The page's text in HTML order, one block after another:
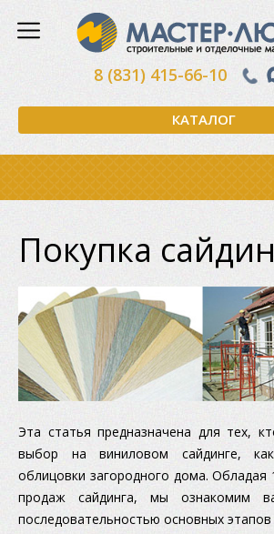
КАТАЛОГ
8 (831) 415-66-10
Покупка
Эта статья предназначена для тех,
выбор на виниловом сайдинге,
облицовки загородного дома.
продаж сайдинга, мы ознакомим
последовательностью основных